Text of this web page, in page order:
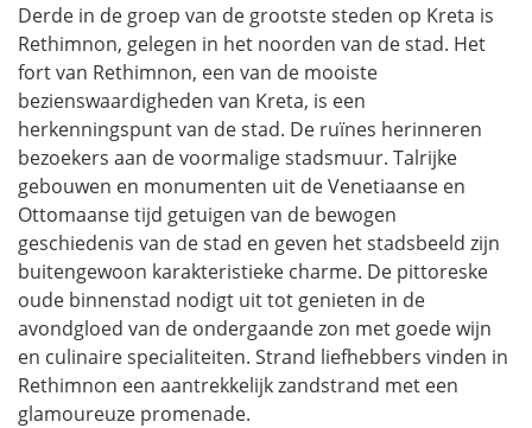
Derde in de groep van de grootste steden op Kreta is
Rethimnon, gelegen in het noorden van de stad. Het
fort van Rethimnon, een van de mooiste
bezienswaardigheden van Kreta, is een
herkenningspunt van de stad. De ruïnes herinneren
bezoekers aan de voormalige stadsmuur. Talrijke
gebouwen en monumenten uit de Venetiaanse en
Ottomaanse tijd getuigen van de bewogen
geschiedenis van de stad en geven het stadsbeeld zijn
buitengewoon karakteristieke charme. De pittoreske
oude binnenstad nodigt uit tot genieten in de
avondgloed van de ondergaande zon met goede wijn
en culinaire specialiteiten. Strand liefhebbers vinden in
Rethimnon een aantrekkelijk zandstrand met een
glamoureuze promenade.